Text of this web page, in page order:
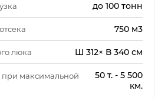
до 100 тонн
750 м3
люка Ш 312× В 340 см
при максимальной
50 т. - 5 500
км.